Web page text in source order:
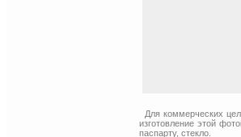
Для коммерческих
изготовление этой
паспарту, стекло.